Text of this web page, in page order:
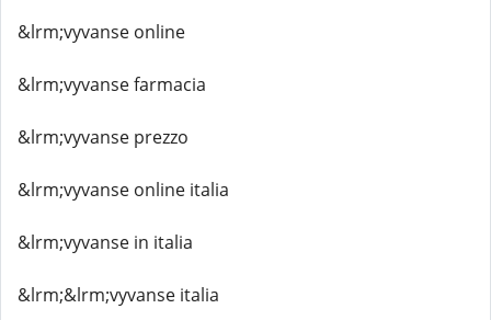
&lrm;vyvanse online
&lrm;vyvanse farmacia
&lrm;vyvanse prezzo
&lrm;vyvanse online italia
&lrm;vyvanse in italia
&lrm;&lrm;vyvanse italia